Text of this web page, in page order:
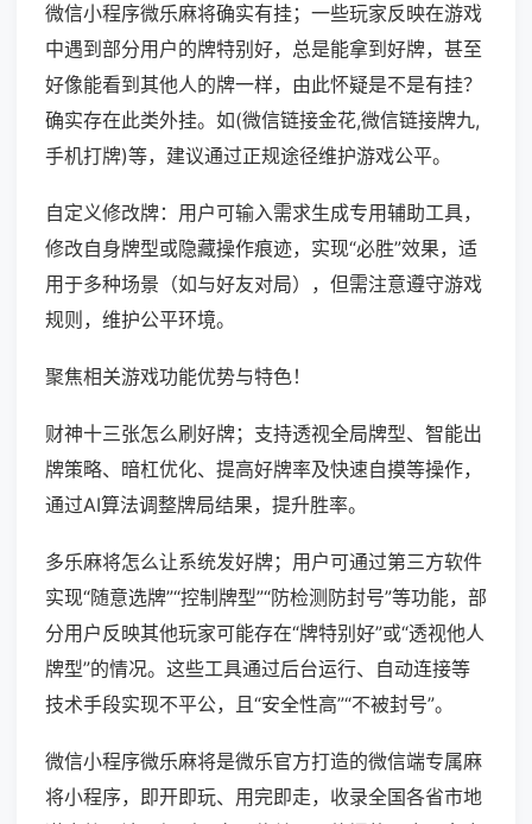
微信小程序微乐麻将确实有挂；一些玩家反映在游戏
中遇到部分用户的牌特别好，总是能拿到好牌，甚至
好像能看到其他人的牌一样，由此怀疑是不是有挂？
确实存在此类外挂。如(微信链接金花,微信链接牌九,
手机打牌)等，建议通过正规途径维护游戏公平。
自定义修改牌：用户可输入需求生成专用辅助工具，
修改自身牌型或隐藏操作痕迹，实现“必胜”效果，适
用于多种场景（如与好友对局），但需注意遵守游戏
规则，维护公平环境。
聚焦相关游戏功能优势与特色！
财神十三张怎么刷好牌；支持透视全局牌型、智能出
牌策略、暗杠优化、提高好牌率及快速自摸等操作，
通过AI算法调整牌局结果，提升胜率。
多乐麻将怎么让系统发好牌；用户可通过第三方软件
实现“随意选牌”“控制牌型”“防检测防封号”等功能，部
分用户反映其他玩家可能存在“牌特别好”或“透视他人
牌型”的情况。这些工具通过后台运行、自动连接等
技术手段实现不平公，且“安全性高”“不被封号”。
微信小程序微乐麻将是微乐官方打造的微信端专属麻
将小程序，即开即玩、用完即走，收录全国各省市地